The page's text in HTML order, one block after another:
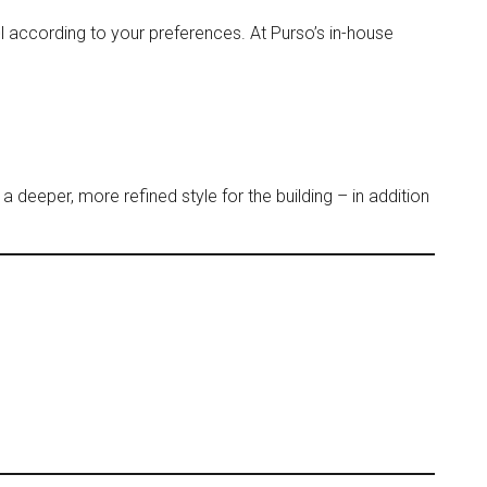
to your preferences. At Purso’s in-house
deeper, more refined style for the building – in addition